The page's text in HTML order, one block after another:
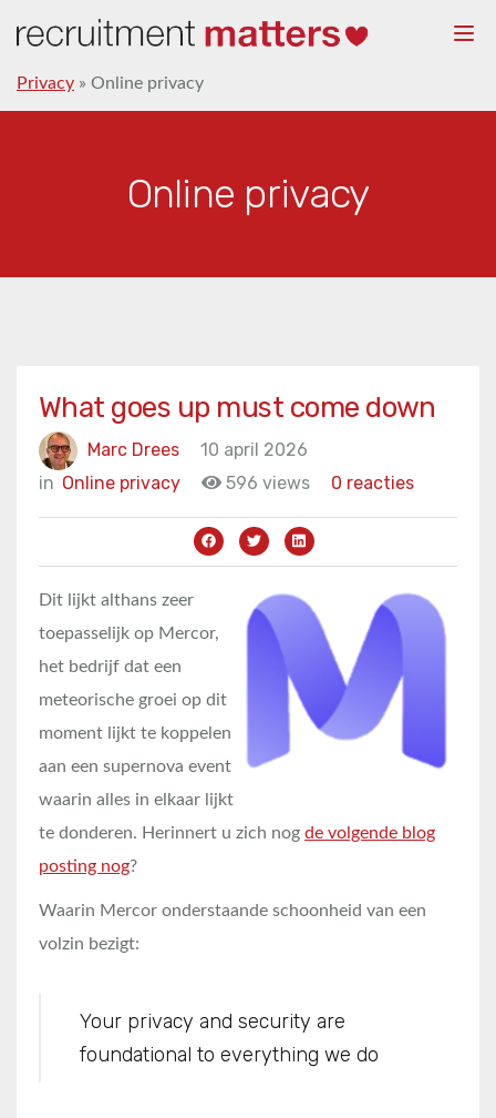
Privacy » Online privacy
Online privacy
What goes up must come down
Marc Drees
10 april 2026
in Online privacy 596 views 0 reacties
Dit lijkt althans zeer
toepasselijk op Mercor,
het bedrijf dat een
meteorische groei op dit
moment lijkt te koppelen
aan een supernova event
waarin alles in elkaar lijkt
te donderen. Herinnert u zich nog de volgende blog
posting nog?
Waarin Mercor onderstaande schoonheid van een
volzin bezigt:
Your privacy and security are
foundational to everything we do